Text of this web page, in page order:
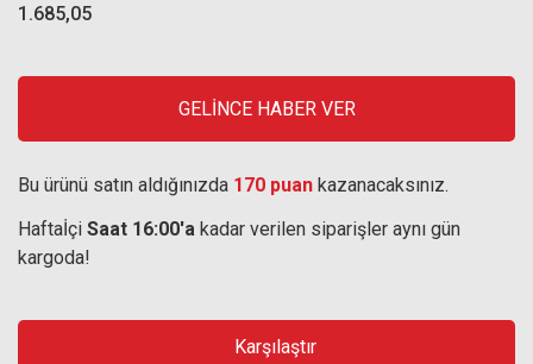
1.685,05
GELİNCE HABER VER
Bu ürünü satın aldığınızda 170 puan kazanacaksınız.
Haftaİçi Saat 16:00'a kadar verilen siparişler aynı gün
kargoda!
Karşılaştır